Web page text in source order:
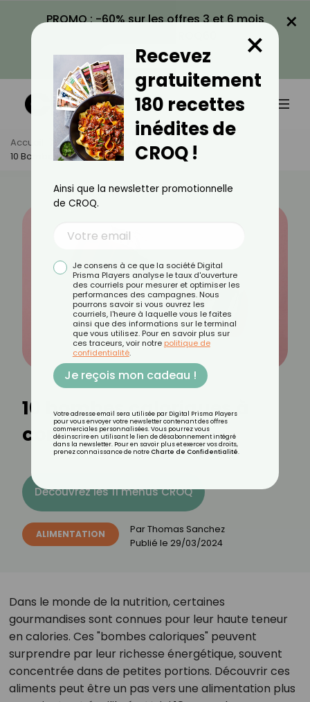
PROMO : -60% sur les offres 3 et 6 mois
VOIR LA PROMO
×
Accueil Actus
Alimentation
10 Bombes Caloriques À Connaître
10 bombes caloriques à
connaître
Découvrez les 11 menus CROQ
ALIMENTATION ParThomas Sanchez
Publié le 29/03/2024
Dans le monde de la nutrition, certaines
gourmandises sont connues pour leur haute teneur
en calories. Ces "bombes caloriques" peuvent
surprendre par leur richesse énergétique, souvent
concentrée dans de petites portions. Découvrir ces
aliments peut être un pas vers une alimentation plus
Recevez
gratuitement
180 recettes
inédites de
CROQ !
×
Ainsi que la newsletter promotionnelle
de CROQ.
Je consens à ce que la société Digital
Prisma Players analyse le taux d'ouverture
des courriels pour mesurer et optimiser les
performances des campagnes. Nous
pourrons savoir si vous ouvrez les
courriels, l'heure à laquelle vous le faites
ainsi que des informations sur le terminal
que vous utilisez. Pour en savoir plus sur
ces traceurs, voir notre politique de
confidentialité.
Je reçois mon cadeau !
Votre adresse email sera utilisée par Digital Prisma Players
pour vous envoyer votre newsletter contenant des offres
commerciales personnalisées. Vous pourrez vous
désinscrire en utilisant le lien de désabonnement intégré
dans la newsletter. Pour en savoir plus et exercer vos droits,
prenez connaissance de notre Charte de Confidentialité.